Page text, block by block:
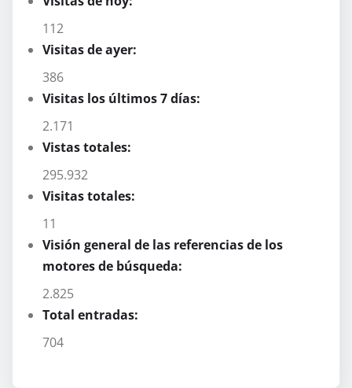
112
Visitas de ayer:
386
Visitas los últimos 7 días:
2.171
Vistas totales:
295.932
Visitas totales:
11
Visión general de las referencias de los
motores de búsqueda:
2.825
Total entradas:
704